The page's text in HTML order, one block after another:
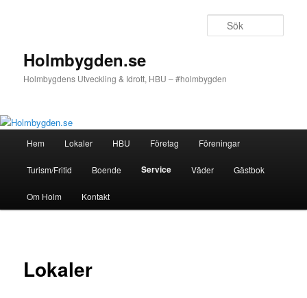
Holmbygden.se
Holmbygdens Utveckling & Idrott, HBU – #holmbygden
Hem Lokaler HBU Företag Föreningar
Turism/Fritid Boende Service Väder Gästbok
Om Holm Kontakt
Lokaler